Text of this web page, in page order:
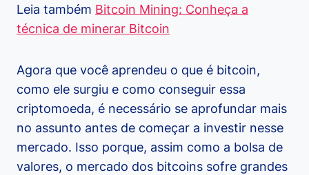
Leia também Bitcoin Mining: Conheça a
técnica de minerar Bitcoin
Agora que você aprendeu o que é bitcoin,
como ele surgiu e como conseguir essa
criptomoeda, é necessário se aprofundar mais
no assunto antes de começar a investir nesse
mercado. Isso porque, assim como a bolsa de
valores, o mercado dos bitcoins sofre grandes